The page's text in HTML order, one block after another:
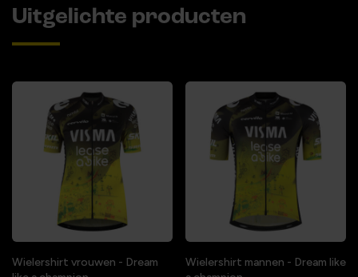
Uitgelichte producten
Wielershirt vrouwen - Dream
Wielershirt mannen - Dream like